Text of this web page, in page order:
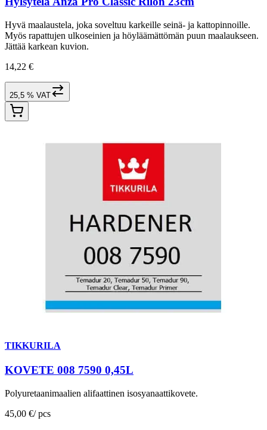
Hyvä maalaustela, joka soveltuu karkeille seinä- ja kattopinnoille.
Myös rapattujen ulkoseinien ja höyläämättömän puun maalaukseen.
Jättää karkean kuvion.
14,22 €
25,5 % VAT
TIKKURILA
KOVETE 008 7590 0,45L
Polyuretaanimaalien alifaattinen isosyanaattikovete.
45,00 €/ pcs